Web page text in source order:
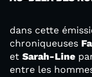
dans cette
chroniqueuses
et Sarah-Line
entre les